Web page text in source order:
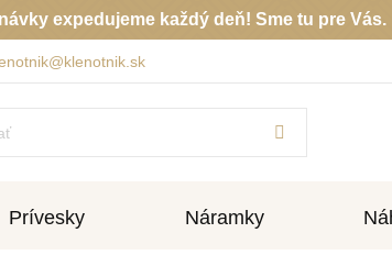
expedujeme každý deň! Sme tu pre Vás.
Prívesky Náramky